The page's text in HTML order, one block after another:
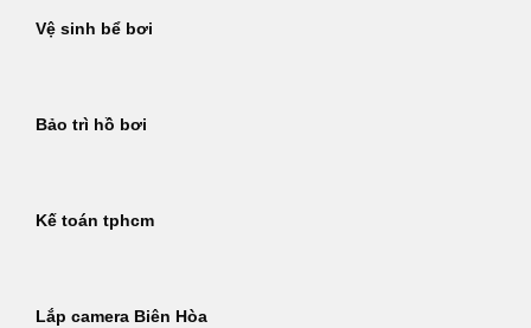
Vệ sinh bể bơi
Bảo trì hồ bơi
Kế toán tphcm
Lắp camera Biên Hòa